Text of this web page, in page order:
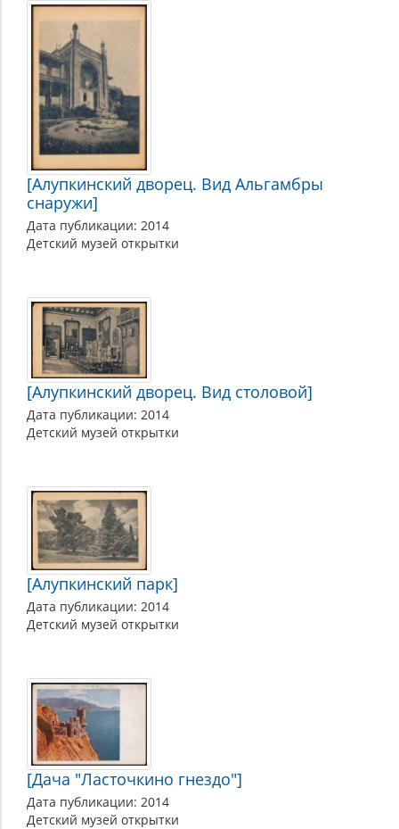
[Алупкинский дворец. Вид Альгамбры
снаружи]
Дата публикации: 2014
Детский музей открытки
[Алупкинский дворец. Вид столовой]
Дата публикации: 2014
Детский музей открытки
[Алупкинский парк]
Дата публикации: 2014
Детский музей открытки
[Дача "Ласточкино гнездо"]
Дата публикации: 2014
Детский музей открытки